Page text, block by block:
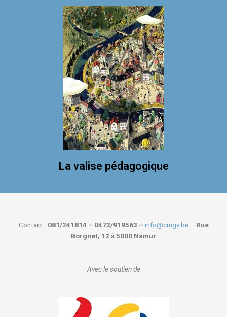
La valise pédagogique
Contact : 081/241814 – 0473/919563 – info@cmgv.be– Rue
Borgnet, 12 à 5000 Namur
Avec le soutien de